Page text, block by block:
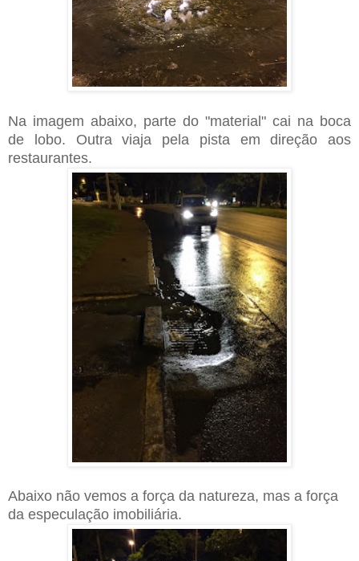
Na imagem abaixo, parte do "material" cai na boca
de lobo. Outra viaja pela pista em direção aos
restaurantes.
Abaixo não vemos a força da natureza, mas a força
da especulação imobiliária.